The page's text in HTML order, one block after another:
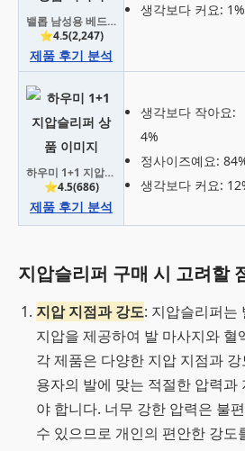
밸롭 남성용 베드킹 스태미나 지압슬리퍼 BA07011159
⭐4.5(2,247)
제품 후기 분석
생각보다 커요: 1%
하우미 1+1 지압슬리퍼
⭐4.5(686)
제품 후기 분석
생각보다 작아요:
4%
정사이즈예요:
생각보다 커요:
지압슬리퍼 구매 시 고려할
지압 지점과 강도: 지압슬리퍼는
지압을 제공하여 발 마사지와 혈
각 제품은 다양한 지압 지점과
용자의 발에 맞는 적절한 압력과
야 합니다. 너무 강한 압력은 불
수 있으므로 개인의 편안한 강도